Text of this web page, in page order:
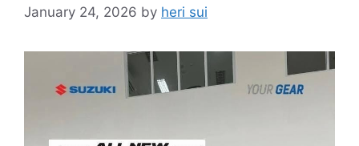
January 24, 2026 by heri sui